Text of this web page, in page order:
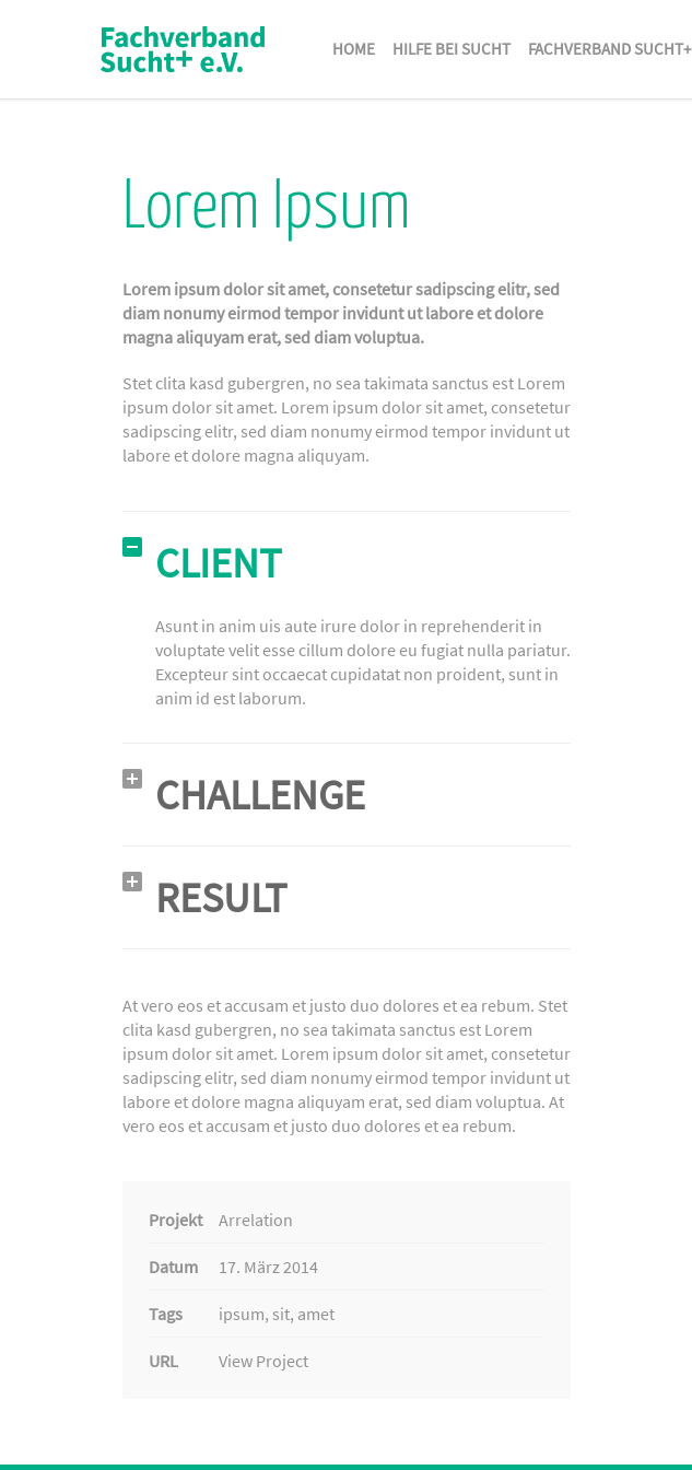
HOME HILFE BEI SUCHT FACHVERBAND SUCHT+
Lorem Ipsum
Lorem ipsum dolor sit amet, consetetur sadipscing elitr, sed
diam nonumy eirmod tempor invidunt ut labore et dolore
magna aliquyam erat, sed diam voluptua.
Stet clita kasd gubergren, no sea takimata sanctus est Lorem
ipsum dolor sit amet. Lorem ipsum dolor sit amet, consetetur
sadipscing elitr, sed diam nonumy eirmod tempor invidunt ut
labore et dolore magna aliquyam.
CLIENT
Asunt in anim uis aute irure dolor in reprehenderit in
voluptate velit esse cillum dolore eu fugiat nulla pariatur.
Excepteur sint occaecat cupidatat non proident, sunt in
anim id est laborum.
CHALLENGE
RESULT
At vero eos et accusam et justo duo dolores et ea rebum. Stet
clita kasd gubergren, no sea takimata sanctus est Lorem
ipsum dolor sit amet. Lorem ipsum dolor sit amet, consetetur
sadipscing elitr, sed diam nonumy eirmod tempor invidunt ut
labore et dolore magna aliquyam erat, sed diam voluptua. At
vero eos et accusam et justo duo dolores et ea rebum.
Projekt Arrelation
Datum 17. März 2014
Tags ipsum, sit, amet
URL View Project